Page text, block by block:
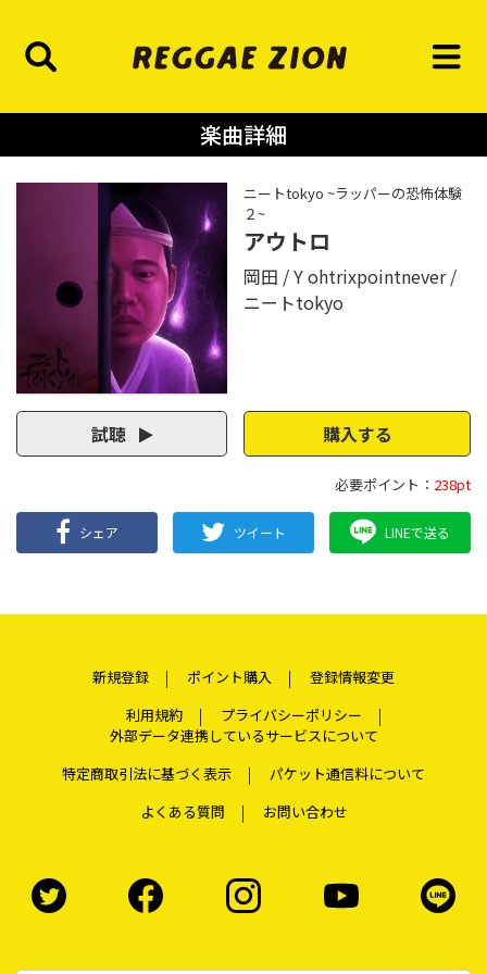
楽曲詳細
ニートtokyo ~ラッパーの恐怖体験
２~
アウトロ
岡田
Y ohtrixpointnever
ニートtokyo
試聴 購入する
必要ポイント： 238pt
シェア ツイート LINEで送る
新規登録 ポイント購入
登録情報変更
利用規約
プライバシーポリシー
外部データ連携しているサービスについて
特定商取引法に基づく表示
パケット通信料について
よくある質問
お問い合わせ